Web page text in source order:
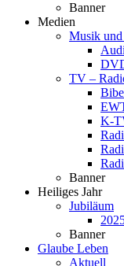
Banner
Medien
Musik
TV –
K-
Banner
Heiliges Jahr
Jubiläum
Banner
Glaube Leben
Aktuell